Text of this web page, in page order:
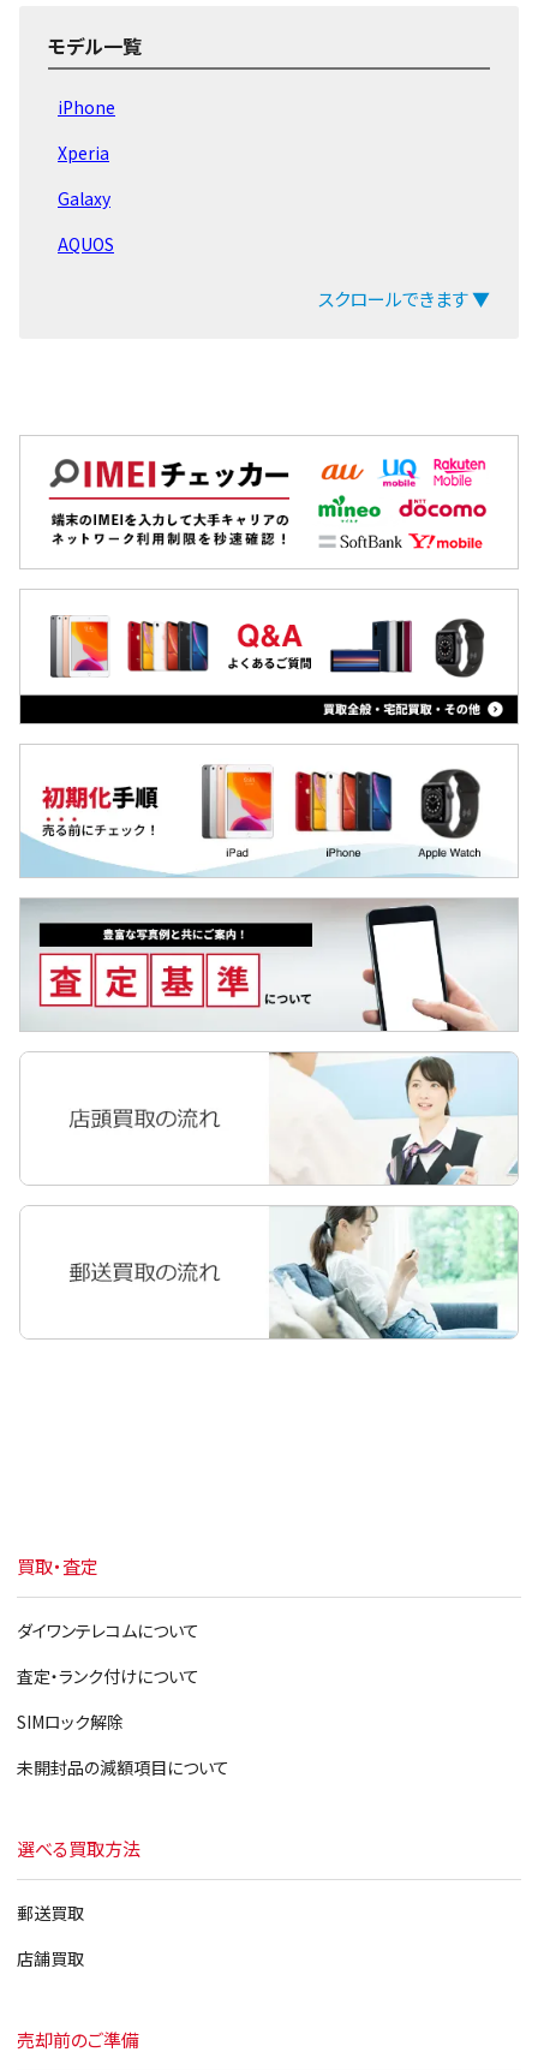
Reno3
Reno A
Reno 10x
R17
R15
A55s
A5 2020
Reno7 A
A54
Find X
モデル一覧
iPhone
Xperia
Galaxy
AQUOS
Xiaomi
MacBook
iPad
Arrowsタブ
Qua tab
dtab
MediaPad
LAVIE Tab
YOGA Tab
Surface
Galaxyタブ
Pixel Tab
スクロールできます ▼
買取・査定
ダイワンテレコムについて
査定・ランク付けについて
SIMロック解除
未開封品の減額項目について
選べる買取方法
郵送買取
店舗買取
売却前のご準備